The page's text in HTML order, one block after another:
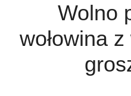
Wolno
wołowina